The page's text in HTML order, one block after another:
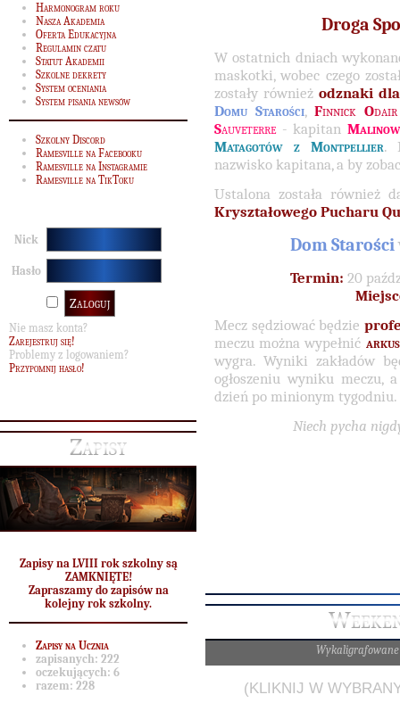
Harmonogram roku
Nasza Akademia
Oferta Edukacyjna
Regulamin czatu
Statut Akademii
Szkolne dekrety
System oceniania
System pisania newsów
Szkolny Discord
Ramesville na Facebooku
Ramesville na Instagramie
Ramesville na TikToku
Nick
Hasło
Nie masz konta?
Zarejestruj się!
Problemy z logowaniem?
Przypomnij hasło!
Zapisy
Zapisy na LVIII rok szkolny są
ZAMKNIĘTE!
Zapraszamy do zapisów na
kolejny rok szkolny.
Zapisy na Ucznia
zapisanych: 222
oczekujących: 6
razem: 228
Droga
W ostatnich dniach
maskotki, wobec czego
zostały również odznaki
Domu Starości, Finnick Odair
Sauveterre- kapitan
Matagotów z Montpellier.
nazwisko kapitana, a by
Ustalona została również
Kryształowego Pucharu
Dom Starości
Termin: 20
Mecz sędziować będzie
meczu można wypełnić
wygra. Wyniki zakładów
ogłoszeniu wyniku meczu,
dzień po minionym tygodniu.
Niech pycha
(KLIKNIJ W